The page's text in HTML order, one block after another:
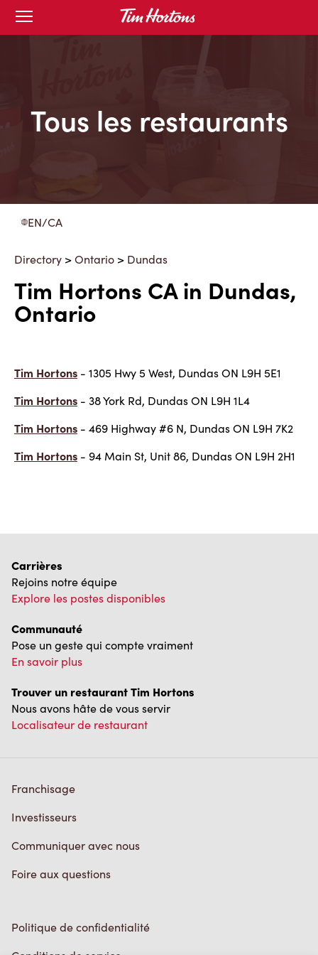
Skip
Open
mobile
menu
Tous les restaurants
EN/CA
Directory >Ontario > Dundas
Tim Hortons CA in Dundas,
Ontario
Tim Hortons - 1305 Hwy 5 West, Dundas ON L9H 5E1
Tim Hortons - 38 York Rd, Dundas ON L9H 1L4
Tim Hortons - 469 Highway #6 N, Dundas ON L9H 7K2
Tim Hortons - 94 Main St, Unit 86, Dundas ON L9H 2H1
Carrières
Rejoins notre équipe
Explore les postes disponibles
Communauté
Pose un geste qui compte vraiment
En savoir plus
Trouver un restaurant Tim Hortons
Nous avons hâte de vous servir
Localisateur de restaurant
Franchisage
Investisseurs
Communiquer avec nous
Foire aux questions
Politique de confidentialité